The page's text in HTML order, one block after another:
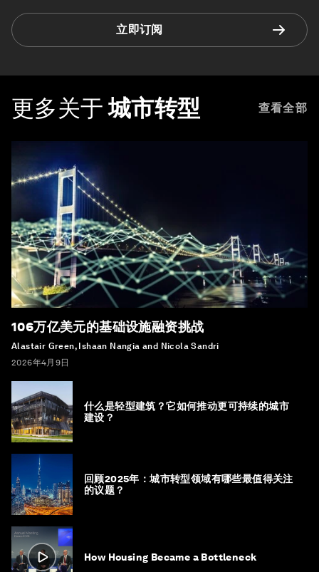
立即订阅
更多关于 城市转型 查看全部
106万亿美元的基础设施融资挑战
Alastair Green, Ishaan Nangia and Nicola Sandri
2026年4月9日
什么是轻型建筑？它如何推动更可持续的城市
建设？
回顾2025年：城市转型领域有哪些最值得关注
的议题？
How Housing Became a Bottleneck